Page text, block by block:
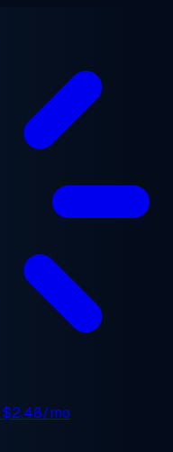
$2.48/mo